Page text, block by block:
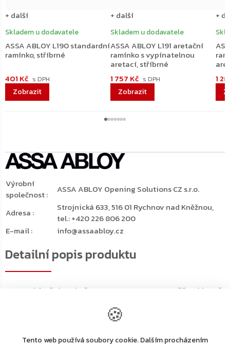
🍪
Tento web používá soubory cookie. Dalším procházením
ASSA ABLOY L190 standardní
ramínko, stříbrné
Skladem u dodavatele
401 Kč
+ další
ASSA ABLOY L191 aretační
ramínko s vypínatelnou
aretací, stříbrné
Skladem u dodavatele
1 757 Kč
+ další
1
+
Detailní popis produktu
Horní dveřní zavírač ASSA ABLOY DC340 ve stříbrné barvě
Dveře po otevření zůstanou chvíli otevřené ve stejném
úhlu a teprve poté se začnou pomalu zavírat
Zpoždění je plynule nastavitelné (obvykle v rozsahu 180°
Výrobní
společnost:
ASSA ABLOY Opening Solutions CZ s.r.o.
Adresa :
Strojnická 633, 516 01 Rychnov nad Kněžnou,
tel.: +420 226 806 200
E-mail: info@assaabloy.cz